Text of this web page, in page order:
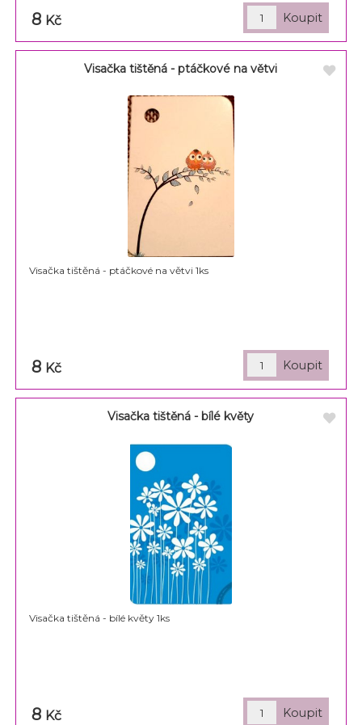
8 Kč
Visačka tištěná - ptáčkové na větvi
Visačka tištěná - ptáčkové na větvi 1ks
8 Kč
Visačka tištěná - bílé květy
Visačka tištěná - bílé květy 1ks
8 Kč